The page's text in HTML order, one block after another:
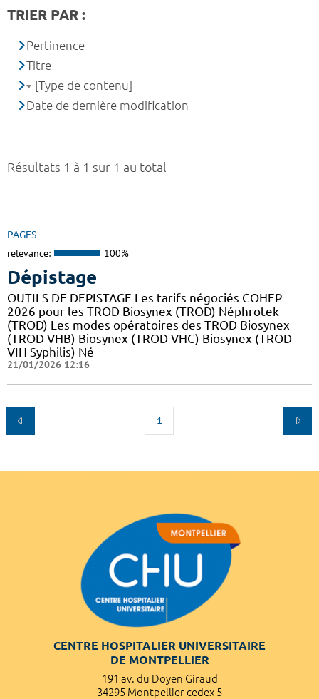
Résultats 1 à 1 sur 1 au total
PAGES
relevance: 100%
Dépistage
OUTILS DE DEPISTAGE Les tarifs négociés COHEP
2026 pour les TROD Biosynex (TROD) Néphrotek
(TROD) Les modes opératoires des TROD Biosynex
(TROD VHB) Biosynex (TROD VHC) Biosynex (TROD
VIH Syphilis) Né
21/01/2026 12:16
1
TRIER PAR :
Pertinence
Titre
[Type de contenu]
Date de dernière modification
CENTRE HOSPITALIER UNIVERSITAIRE
DE MONTPELLIER
191 av. du Doyen Giraud
34295 Montpellier cedex 5